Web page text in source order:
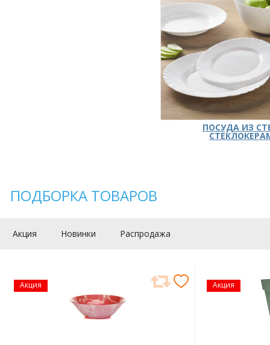
ПОСУДА ИЗ
ПОДБОРКА ТОВАРОВ
Акция Новинки Распродажа
Акция Акция